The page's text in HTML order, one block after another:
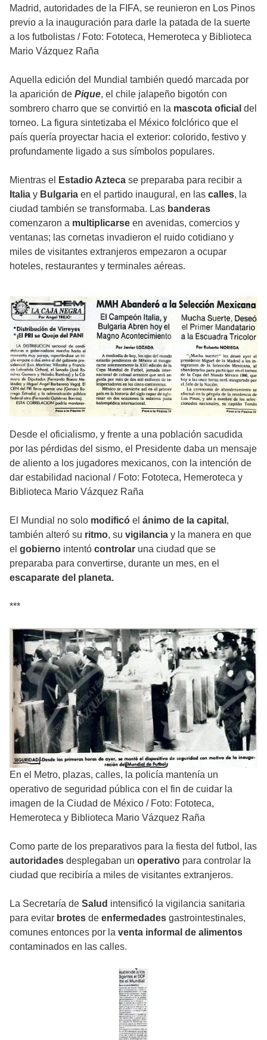
Madrid, autoridades de la FIFA, se reunieron en Los Pinos
previo a la inauguración para darle la patada de la suerte
a los futbolistas / Foto: Fototeca, Hemeroteca y Biblioteca
Mario Vázquez Raña
Aquella edición del Mundial también quedó marcada por
la aparición de Pique, el chile jalapeño bigotón con
sombrero charro que se convirtió en la mascota oficial del
torneo. La figura sintetizaba el México folclórico que el
país quería proyectar hacia el exterior: colorido, festivo y
profundamente ligado a sus símbolos populares.
Mientras el Estadio Azteca se preparaba para recibir a
Italia y Bulgaria en el partido inaugural, en las calles, la
ciudad también se transformaba. Las banderas
comenzaron a multiplicarse en avenidas, comercios y
ventanas; las cornetas invadieron el ruido cotidiano y
miles de visitantes extranjeros empezaron a ocupar
hoteles, restaurantes y terminales aéreas.
Desde el oficialismo, y frente a una población sacudida
por las pérdidas del sismo, el Presidente daba un mensaje
de aliento a los jugadores mexicanos, con la intención de
dar estabilidad nacional / Foto: Fototeca, Hemeroteca y
Biblioteca Mario Vázquez Raña
El Mundial no solo modificó el ánimo de la capital ,
también alteró su ritmo, su vigilancia y la manera en que
el gobierno intentó controlar una ciudad que se
preparaba para convertirse, durante un mes, en el
escaparate del planeta.
***
En el Metro, plazas, calles, la policía mantenía un
operativo de seguridad pública con el fin de cuidar la
imagen de la Ciudad de México / Foto: Fototeca,
Hemeroteca y Biblioteca Mario Vázquez Raña
Como parte de los preparativos para la fiesta del futbol, las
autoridades desplegaban un operativo para controlar la
ciudad que recibiría a miles de visitantes extranjeros.
La Secretaría de Salud intensificó la vigilancia sanitaria
para evitar brotes de enfermedades gastrointestinales,
comunes entonces por la venta informal de alimentos
contaminados en las calles.